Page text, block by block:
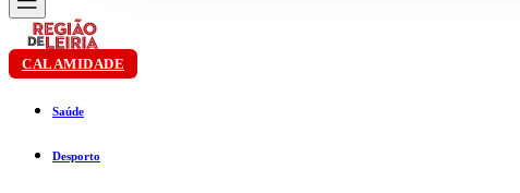
CALAMIDADE
Saúde
Desporto